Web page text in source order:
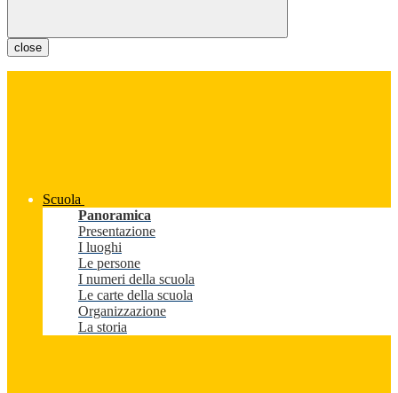
close
Scuola
Panoramica
Presentazione
I luoghi
Le persone
I numeri della scuola
Le carte della scuola
Organizzazione
La storia